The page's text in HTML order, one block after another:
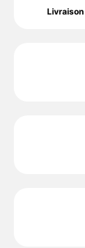
Livraison